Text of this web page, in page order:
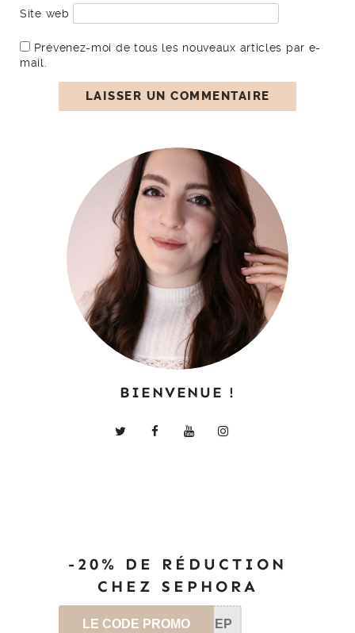
Site web
Prévenez-moi de tous les nouveaux articles par e-
mail.
BIENVENUE !
-20% DE RÉDUCTION
CHEZ SEPHORA
LE CODE PROMO SEP